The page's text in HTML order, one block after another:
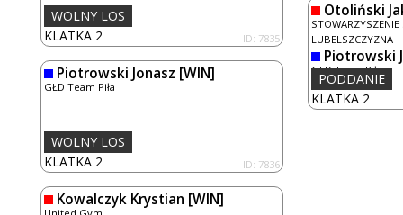
KLATKA 2 ID: 7835
WOLNY LOS
Piotrowski Jonasz [WIN]
GŁD Team Piła
KLATKA 2 ID: 7836
WOLNY LOS
Kowalczyk Krystian [WIN]
Otoliński
LUBELSZCZYZNA
Piotrowski
GŁD Team Piła
KLATKA 2
PODDANIE